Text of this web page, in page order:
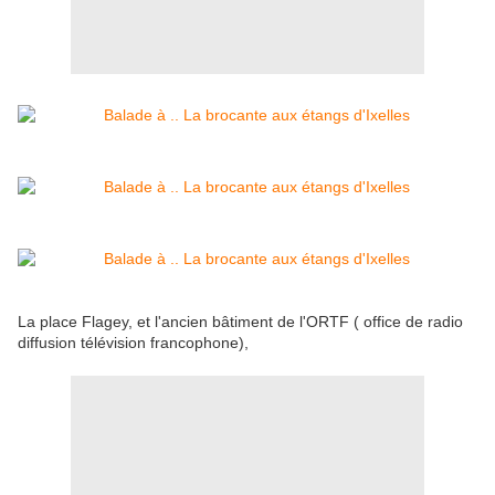
La place Flagey, et l'ancien bâtiment de l'ORTF ( office de radio
diffusion télévision francophone),